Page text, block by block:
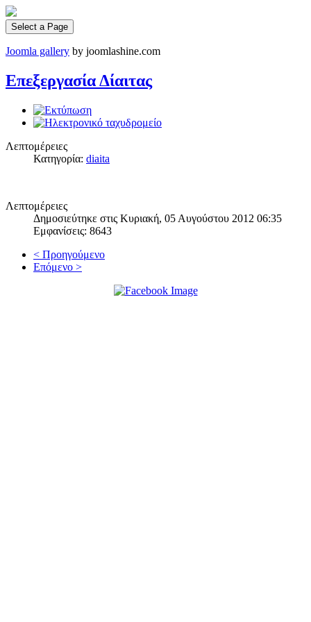
Select a Page
Joomla gallery by joomlashine.com
Επεξεργασία Δίαιτας
Λεπτομέρειες
Κατηγορία: diaita
Λεπτομέρειες
Δημοσιεύτηκε στις Κυριακή, 05 Αυγούστου 2012 06:35
Εμφανίσεις: 8643
< Προηγούμενο
Επόμενο >